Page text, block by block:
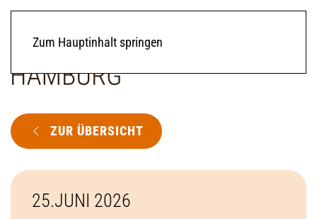
Zum Hauptinhalt springen
ZUR ÜBERSICHT
25.JUNI 2026